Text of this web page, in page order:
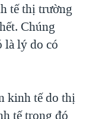
tế thị trường
Chúng
là lý do có
kinh tế do thị
tế trong đó